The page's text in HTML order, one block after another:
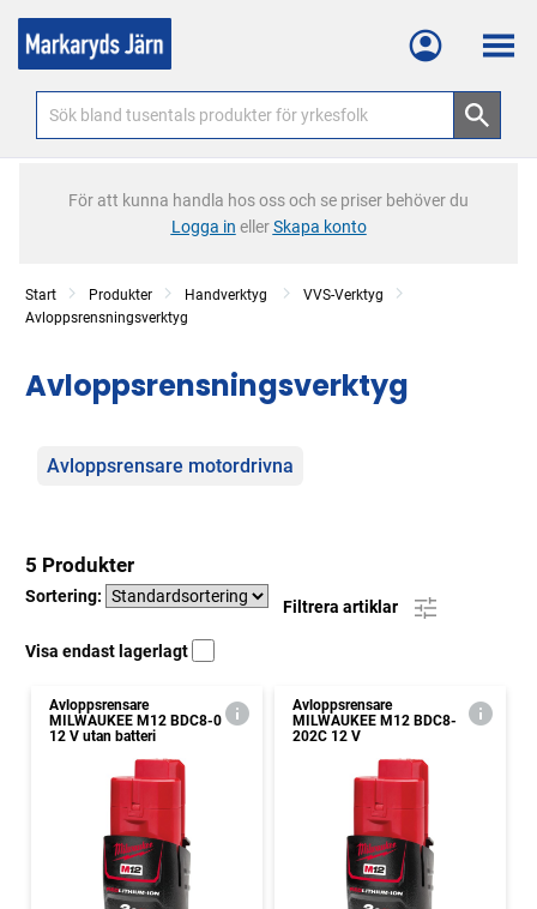
Meny
För att kunna handla hos oss och se priser behöver du
Logga in ellerSkapa konto
Start Produkter Handverktyg
VVS-Verktyg
Avloppsrensningsverktyg
Avloppsrensningsverktyg
Kategorier
Avloppsrensare motordrivna
5 Produkter
Sortering:
Filtrera artiklar
Visa endast lagerlagt
Avloppsrensare
MILWAUKEE M12 BDC8-0
12 V utan batteri
Avloppsrensare
MILWAUKEE M12 BDC8-
202C 12 V